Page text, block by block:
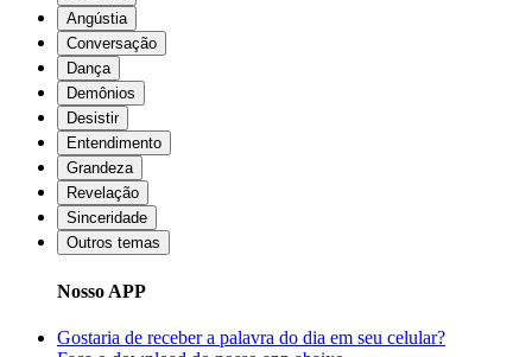
Angústia
Conversação
Dança
Demônios
Desistir
Entendimento
Grandeza
Revelação
Sinceridade
Outros temas
Nosso APP
Gostaria de receber a palavra do dia em seu celular?